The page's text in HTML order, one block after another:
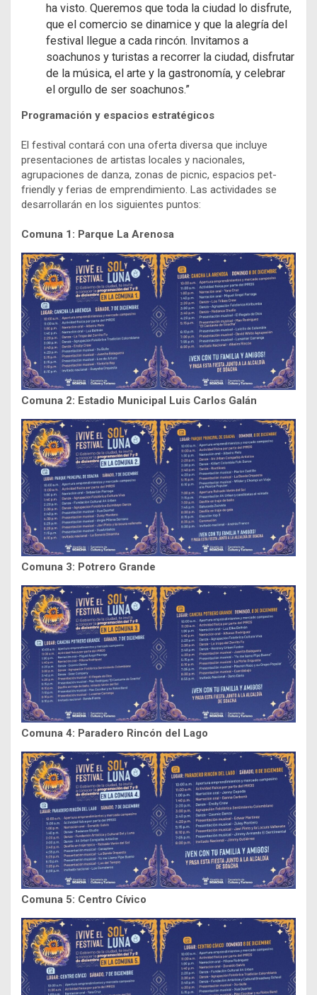
ha visto. Queremos que toda la ciudad lo disfrute,
que el comercio se dinamice y que la alegría del
festival llegue a cada rincón. Invitamos a
soachunos y turistas a recorrer la ciudad, disfrutar
de la música, el arte y la gastronomía, y celebrar
el orgullo de ser soachunos.”
Programación y espacios estratégicos
El festival contará con una oferta diversa que incluye
presentaciones de artistas locales y nacionales,
agrupaciones de danza, zonas de picnic, espacios pet-
friendly y ferias de emprendimiento. Las actividades se
desarrollarán en los siguientes puntos:
Comuna 1: Parque La Arenosa
Comuna 2: Estadio Municipal Luis Carlos Galán
Comuna 3: Potrero Grande
Comuna 4: Paradero Rincón del Lago
Comuna 5: Centro Cívico